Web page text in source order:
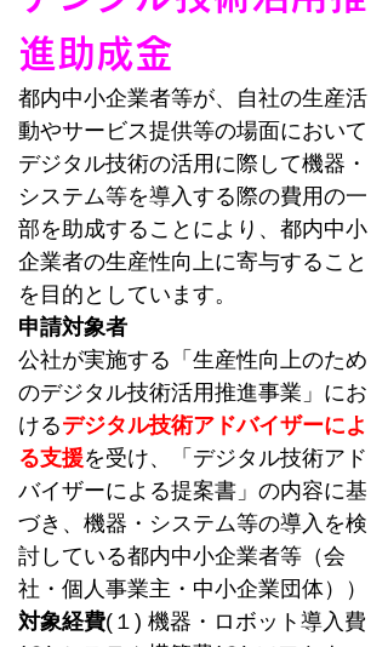
進助成金
都内中小企業者等が、自社の生産活
動やサービス提供等の場面において
デジタル技術の活用に際して機器・
システム等を導入する際の費用の一
部を助成することにより、都内中小
企業者の生産性向上に寄与すること
を目的としています。
申請対象者
公社が実施する「生産性向上のため
のデジタル技術活用推進事業」にお
けるデジタル技術アドバイザーによ
る支援を受け、「デジタル技術アド
バイザーによる提案書」の内容に基
づき、機器・システム等の導入を検
討している都内中小企業者等（会
社・個人事業主・中小企業団体））
対象経費(１) 機器・ロボット導入費